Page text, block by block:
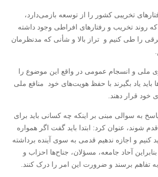
تخریبی کشور را از توسعه بازمی‌دارد،
که روند تخریب و رفتارهای افراطی وجود داشته
را طی کنیم و تراز بالا و شأنی که مدنظرمان
ملی و انسجام عمومی در واقع این موضوع را
باید یاد بگیرند با حفظ هویت‌های خود منافع ملی
خود قرار دهند.
به سوالی مبنی بر اینکه چه کسانی باید برای
عنوان کرد: ابتدا باید گفت اگر همواره
کنیم و اجازه ندهیم قدمی به سوی آینده برداشته
آحاد جامعه، مسؤلان، جناح‌ها احزاب و
به تفاهم برسند و ضرورت این امر را درک کنند.